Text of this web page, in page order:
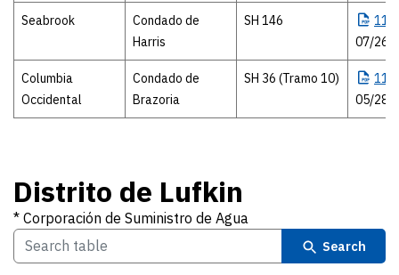
Seabrook
Condado de
Harris
SH 146
07/26/
Columbia
Occidental
Condado de
Brazoria
SH 36 (Tramo 10)
05/28/
Distrito de Lufkin
* Corporación de Suministro de Agua
Search